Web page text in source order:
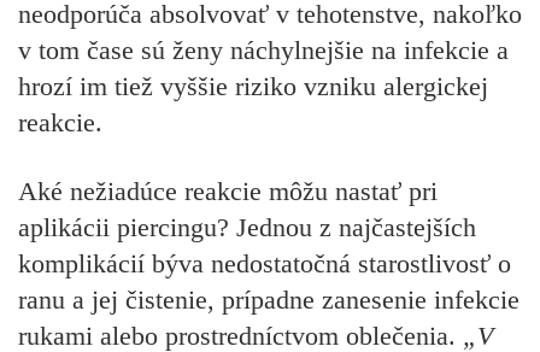
neodporúča absolvovať v tehotenstve, nakoľko
v tom čase sú ženy náchylnejšie na infekcie a
hrozí im tiež vyššie riziko vzniku alergickej
reakcie.
Aké nežiadúce reakcie môžu nastať pri
aplikácii piercingu? Jednou z najčastejších
komplikácií býva nedostatočná starostlivosť o
ranu a jej čistenie, prípadne zanesenie infekcie
rukami alebo prostredníctvom oblečenia. „V